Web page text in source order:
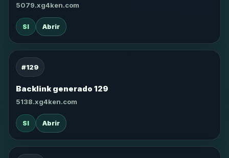
5079.xg4ken.com
SI Abrir
#129
Backlink generado 129
5138.xg4ken.com
SI Abrir